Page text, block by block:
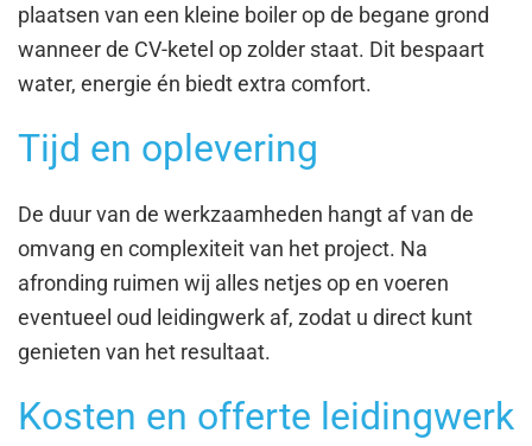
plaatsen van een kleine boiler op de begane grond
wanneer de CV-ketel op zolder staat. Dit bespaart
water, energie én biedt extra comfort.
Tijd en oplevering
De duur van de werkzaamheden hangt af van de
omvang en complexiteit van het project. Na
afronding ruimen wij alles netjes op en voeren
eventueel oud leidingwerk af, zodat u direct kunt
genieten van het resultaat.
Kosten en offerte leidingwerk